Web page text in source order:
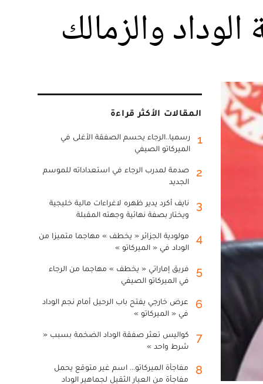
والزمالك
المقالات الأكثر قراءة
1
رسميا..الرجاء يحسم الصفقة الأغلى في
الميركاتو الصيفي
2
صدمة لمدرب الرجاء في استعداداته للموسم
الجديد
3
نايف أكرد يدير ظهره لاغراءات مالية خليجية
ويختار بصفة نهائية وجهته المقبلة
4
مولودية الجزائر « يخطف » مهاجما متميزا من
الوداد في « الميركاتو »
5
فريق إماراتي « يخطف » مهاجما من الرجاء
في الميركاتو الصيفي
6
عرض خارجي يفتح باب الرحيل أمام نجم الوداد
في « الميركاتو »
7
كواليس تعثر صفقة الوداد الضخمة بسبب «
شرط واحد »
8
مفاجأة الميركاتو... اسم غير متوقع يحمل
مفاجأة من العيار الثقيل لجماهير الوداد